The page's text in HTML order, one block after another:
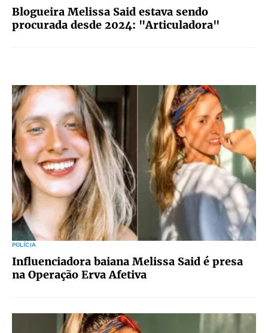
Blogueira Melissa Said estava sendo
procurada desde 2024: "Articuladora"
POLÍCIA
Influenciadora baiana Melissa Said é presa
na Operação Erva Afetiva